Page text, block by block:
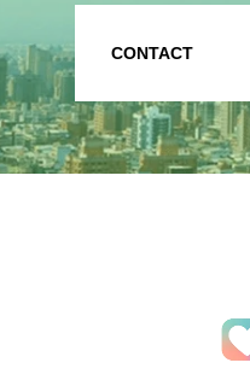
CONTACT